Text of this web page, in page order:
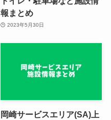
報まとめ
2023年5月30日
岡崎サービスエリア(SA)上